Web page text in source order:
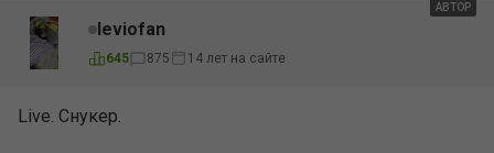
АВТОР
leviofan
645 875 14 лет на сайте
Live. Снукер.